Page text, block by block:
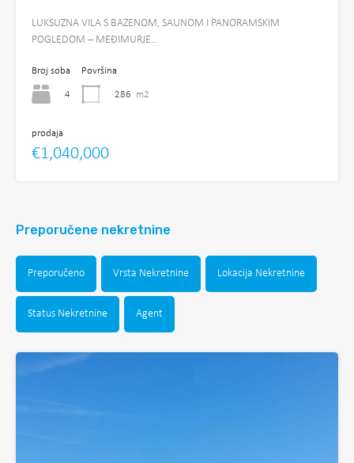
LUKSUZNA VILA S BAZENOM, SAUNOM I PANORAMSKIM
POGLEDOM – MEĐIMURJE…
Broj soba
4
Površina
286 m2
prodaja
€1,040,000
Preporučene nekretnine
Preporučeno Vrsta Nekretnine Lokacija Nekretnine
Status Nekretnine Agent